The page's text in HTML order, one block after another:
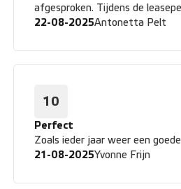
afgesproken. Tijdens de
een kleine schade moeten
schademelding werd netjes
inleveren van de auto verliep
eventuele punten werden
proces voelde eerlijk en
van aflevering tot
verliep alles zonder stress. Ze
22-08-2025Antonetta Pelt
10
Perfect
Zoals ieder jaar weer een
21-08-2025Yvonne Frijn